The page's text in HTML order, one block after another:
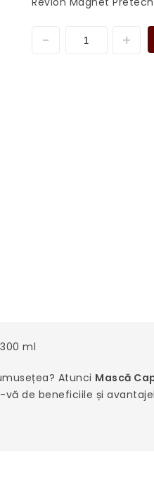
ml
Atunci Mască
de beneficiile și